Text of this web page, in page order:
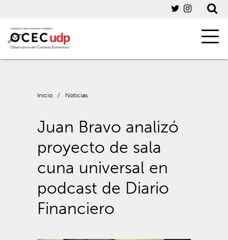
Inicio / Noticias
Juan Bravo analizó
proyecto de sala
cuna universal en
podcast de Diario
Financiero